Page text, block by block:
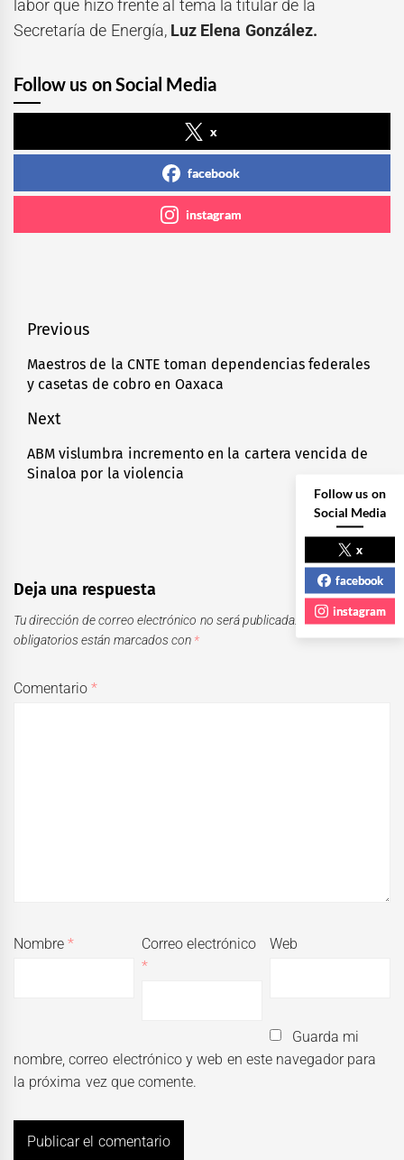
labor que hizo frente al tema la titular de la
Secretaría de Energía,Luz Elena González.
Follow us on Social Media
x
facebook
instagram
Navegación
de
entradas
Previous
Previous
post:
Maestros de la CNTE toman dependencias federales
y casetas de cobro en Oaxaca
Next
Next
post:
ABM vislumbra incremento en la cartera vencida de
Sinaloa por la violencia
Deja una respuesta
Tu dirección de correo electrónico no será publicada.
Los campos
obligatorios están marcados con *
Comentario*
Nombre*
Correo electrónico
*
Web
Guarda mi
nombre, correo electrónico y web en este navegador para
la próxima vez que comente.
Follow us on
Social Media
x
facebook
instagram